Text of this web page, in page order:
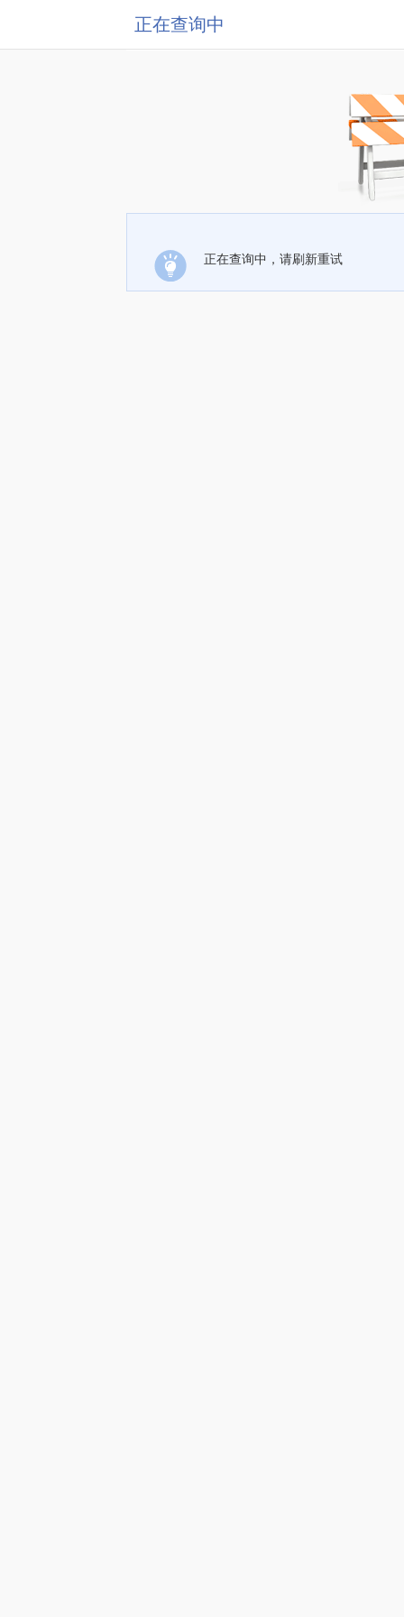
正在查询中
正在查询中，请刷新重试